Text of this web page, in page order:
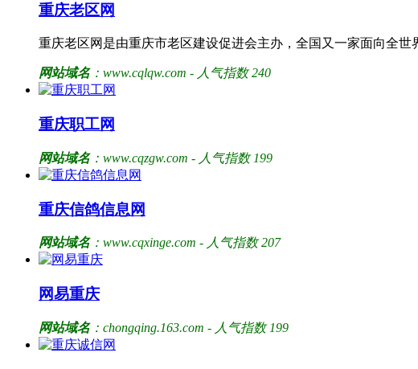
重庆老区网
重庆老区网是由重庆市老区建设促进会主办，全国又一家面向全
网站域名：www.cqlqw.com - 人气指数 240
重庆职工网
网站域名：www.cqzgw.com - 人气指数 199
重庆信鸽信息网
网站域名：www.cqxinge.com - 人气指数 207
网易重庆
网站域名：chongqing.163.com - 人气指数 199